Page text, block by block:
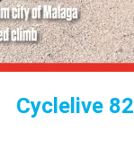
Cyclelive 82